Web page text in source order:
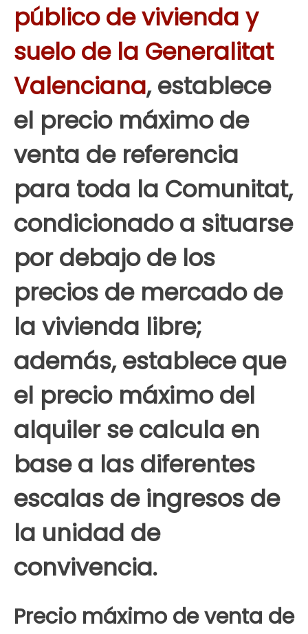
público de vivienda y
suelo de la Generalitat
Valenciana, establece
el precio máximo de
venta de referencia
para toda la Comunitat,
condicionado a situarse
por debajo de los
precios de mercado de
la vivienda libre;
además, establece que
el precio máximo del
alquiler se calcula en
base a las diferentes
escalas de ingresos de
la unidad de
convivencia.
Precio máximo de venta de